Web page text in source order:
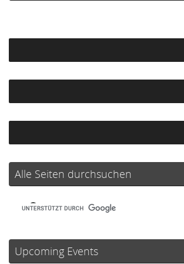
Alle Seiten durchsuchen
Upcoming Events